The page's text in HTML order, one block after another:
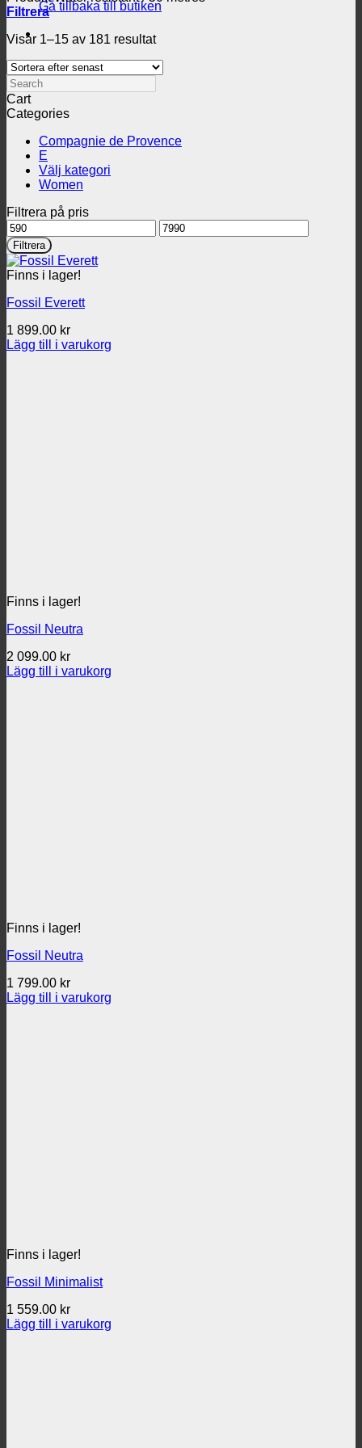
Gå tillbaka till butiken
Filtrera
Visar 1–15 av 181 resultatSortera
senaste
Search
Cart
Categories
Compagnie de Provence
E
Välj kategori
Women
Filtrera på pris
Min
pris
Max
pris
Filtrera
Finns i lager!
Fossil Everett
1 899.00 kr
Lägg till i varukorg
Finns i lager!
Fossil Neutra
2 099.00 kr
Lägg till i varukorg
Finns i lager!
Fossil Neutra
1 799.00 kr
Lägg till i varukorg
Finns i lager!
Fossil Minimalist
1 559.00 kr
Lägg till i varukorg